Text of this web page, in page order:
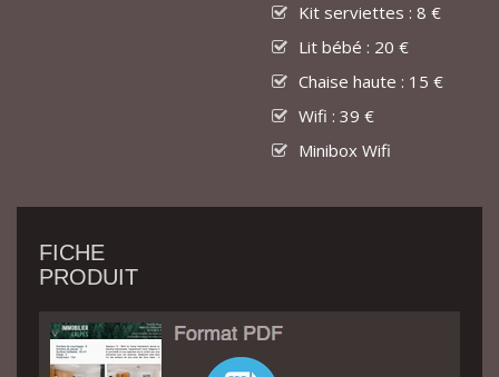
Kit serviettes : 8 €
Lit bébé : 20 €
Chaise haute : 15 €
Wifi : 39 €
Minibox Wifi
FICHE
PRODUIT